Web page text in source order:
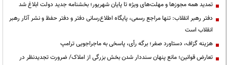
تمدید همه مجوزها و مهلت‌های ویژه تا پایان شهریور؛ بخشنامه جدید دولت ابلاغ شد
دفتر رهبر انقلاب: تنها مراجع رسمی، پایگاه اطلاع‌رسانی دفتر و دفتر حفظ و نشر آثار رهبر
انقلاب است
هزینه گزاف، دستاورد صفر؛ برگه رأی، پاسخی به ماجراجویی ترامپ
تعارض قوانین؛ مانع پنهان سنددار شدن بخش بزرگی از املاک/ ضرورت تجدیدنظر در